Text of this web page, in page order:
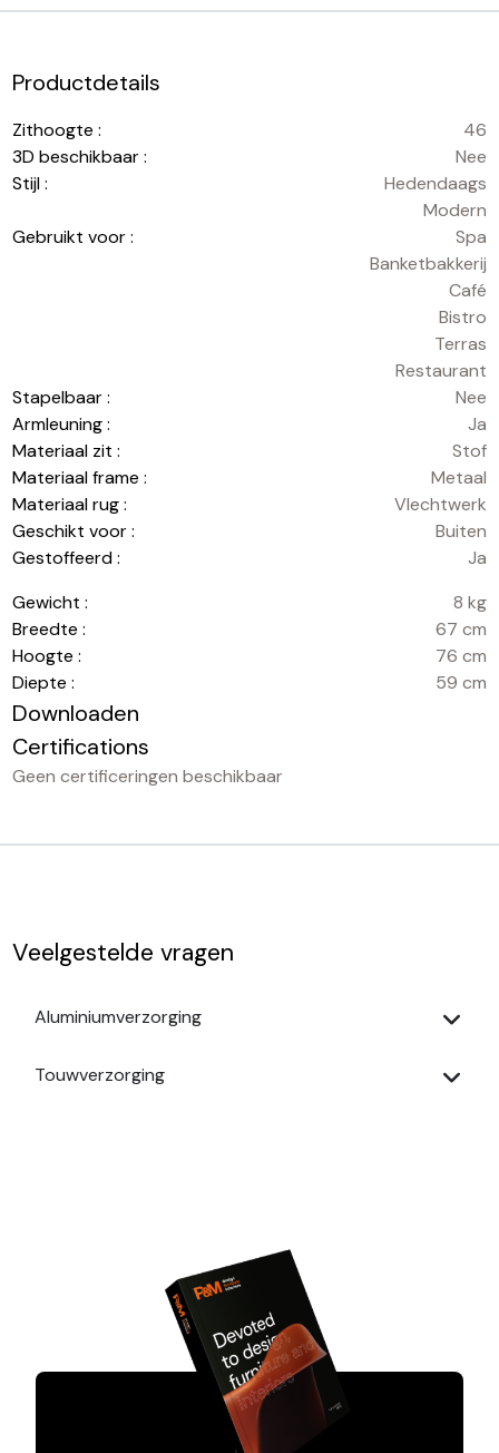
Productdetails
Zithoogte :
46
3D beschikbaar :
Nee
Stijl :
Hedendaags
Modern
Gebruikt voor :
Spa
Banketbakkerij
Café
Bistro
Terras
Restaurant
Stapelbaar :
Nee
Armleuning :
Ja
Materiaal zit :
Stof
Materiaal frame :
Metaal
Materiaal rug :
Vlechtwerk
Geschikt voor :
Buiten
Gestoffeerd :
Ja
Gewicht :
8 kg
Breedte :
67 cm
Hoogte :
76 cm
Diepte :
59 cm
Downloaden
Certifications
Geen certificeringen beschikbaar
Veelgestelde vragen
Aluminiumverzorging
Touwverzorging